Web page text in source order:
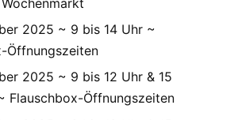
2025 ~ 9 bis 14 Uhr ~
Öffnungszeiten
2025 ~ 9 bis 12 Uhr & 15
Flauschbox-Öffnungszeiten